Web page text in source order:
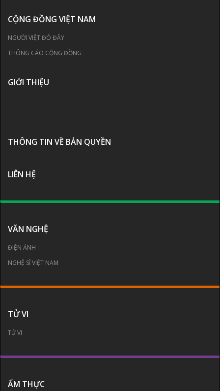
CỘNG ĐỒNG VIỆT NAM
NGƯỜI VIỆT ĐÓ ĐÂY
THÔNG CÁO CỘNG ĐỒNG
GIỚI THIỆU
THÔNG TIN VỀ BẢN QUYỀN
LIÊN HỆ
VĂN NGHỆ
ĐIỆN ẢNH
NGHỆ SĨ VIỆT NAM
TỬ VI
TỬ VI
ẨM THỰC